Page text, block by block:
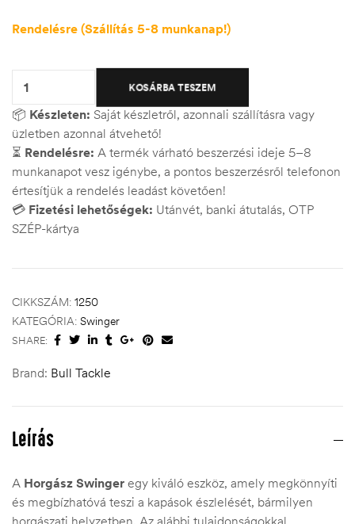
Rendelésre (Szállítás 5-8 munkanap!)
KOSÁRBA TESZEM
📦 Készleten: Saját készletről, azonnali szállításra vagy
üzletben azonnal átvehető!
⏳ Rendelésre: A termék várható beszerzési ideje 5–8
munkanapot vesz igénybe, a pontos beszerzésről telefonon
értesítjük a rendelés leadást követően!
💳 Fizetési lehetőségek: Utánvét, banki átutalás, OTP
SZÉP-kártya
CIKKSZÁM: 1250
KATEGÓRIA: Swinger
SHARE:
Brand: Bull Tackle
Leírás
A Horgász Swinger egy kiváló eszköz, amely megkönnyíti
és megbízhatóvá teszi a kapások észlelését, bármilyen